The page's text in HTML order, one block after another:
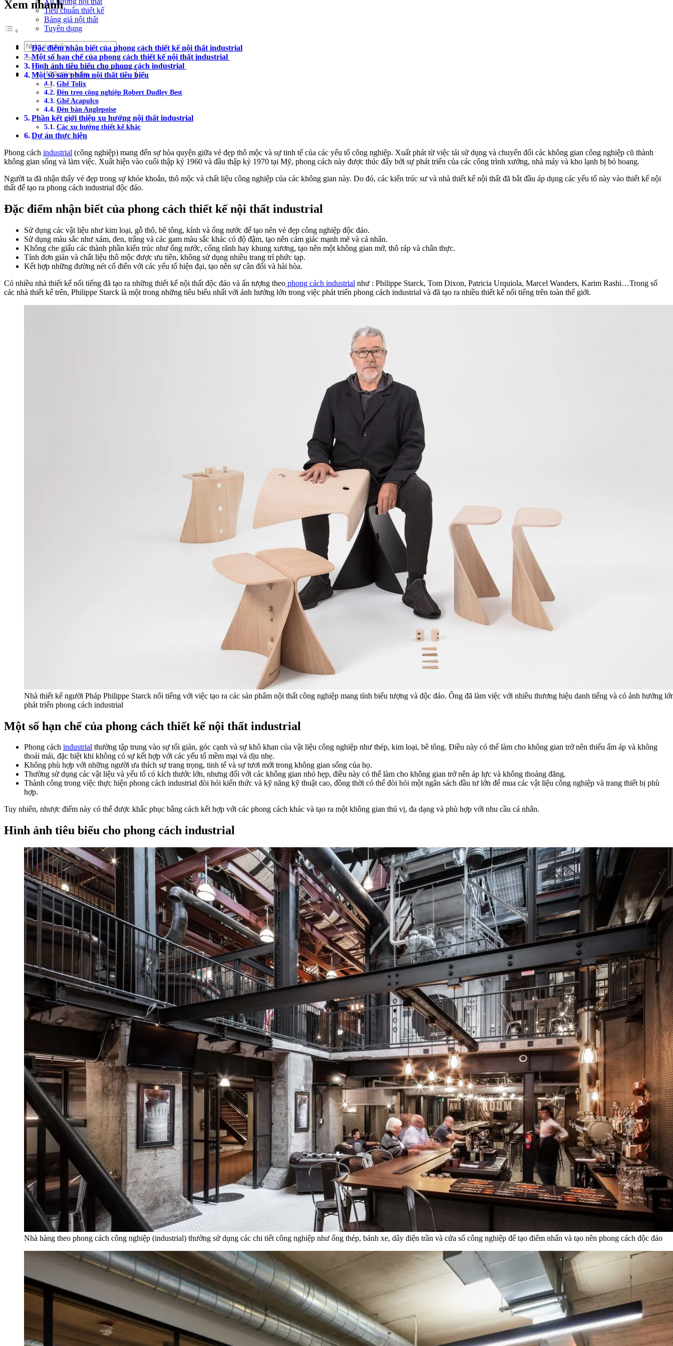
Tiêu chuẩn thiết kế
Bảng giá nội thất
Tuyển dụng
Tìm
kiếm:
Tìm
kiếm:
Xem nhanh
Đặc điểm nhận biết của phong cách thiết kế nội thất industrial
Một số hạn chế của phong cách thiết kế nội thất industrial
Hình ảnh tiêu biểu cho phong cách industrial
Một số sản phẩm nội thất tiêu biểu
Ghế Tolix
Đèn treo công nghiệp Robert Dudley Best
Ghế Acapulco
Đèn bàn Anglepoise
Phần kết giới thiệu xu hướng nội thất industrial
Các xu hướng thiết kế khác
Dự án thực hiện
Phong cách industrial (công nghiệp) mang đến sự hòa quyện giữa vẻ đẹp thô mộc và sự tinh tế của các yếu tố công nghiệp. Xuất phát từ việc tái sử dụng và chuyển đổi các không gian công nghiệp cũ thành
không gian sống và làm việc. Xuất hiện vào cuối thập kỷ 1960 và đầu thập kỷ 1970 tại Mỹ, phong cách này được thúc đẩy bởi sự phát triển của các công trình xưởng, nhà máy và kho lạnh bị bỏ hoang.
Người ta đã nhận thấy vẻ đẹp trong sự khỏe khoắn, thô mộc và chất liệu công nghiệp của các không gian này. Do đó, các kiến trúc sư và nhà thiết kế nội thất đã bắt đầu áp dụng các yếu tố này vào thiết kế nội
thất để tạo ra phong cách industrial độc đáo.
Đặc điểm nhận biết của phong cách thiết kế nội thất industrial
Sử dụng các vật liệu như kim loại, gỗ thô, bê tông, kính và ống nước để tạo nên vẻ đẹp công nghiệp độc đáo.
Sử dụng màu sắc như xám, đen, trắng và các gam màu sắc khác có độ đậm, tạo nên cảm giác mạnh mẽ và cá nhân.
Không che giấu các thành phần kiến trúc như ống nước, cống rãnh hay khung xương, tạo nên một không gian mở, thô ráp và chân thực.
Tính đơn giản và chất liệu thô mộc được ưu tiên, không sử dụng nhiều trang trí phức tạp.
Kết hợp những đường nét cổ điển với các yếu tố hiện đại, tạo nên sự cân đối và hài hòa.
Có nhiều nhà thiết kế nổi tiếng đã tạo ra những thiết kế nội thất độc đáo và ấn tượng theo phong cách industrial như : Philippe Starck, Tom Dixon, Patricia Urquiola, Marcel Wanders, Karim Rashi…Trong số
các nhà thiết kế trên, Philippe Starck là một trong những tiêu biểu nhất với ảnh hưởng lớn trong việc phát triển phong cách industrial và đã tạo ra nhiều thiết kế nổi tiếng trên toàn thế giới.
Nhà thiết kế người Pháp Philippe Starck nổi tiếng với việc tạo ra các sản phẩm nội thất công nghiệp mang tính biểu tượng và độc đáo. Ông đã làm việc với nhiều thương hiệu danh tiếng và có ảnh hưởng
phát triển phong cách industrial
Một số hạn chế của phong cách thiết kế nội thất industrial
Phong cách industrial thường tập trung vào sự tối giản, góc cạnh và sự khô khan của vật liệu công nghiệp như thép, kim loại, bê tông. Điều này có thể làm cho không gian trở nên thiếu ấm áp và không
thoải mái, đặc biệt khi không có sự kết hợp với các yếu tố mềm mại và dịu nhẹ.
Không phù hợp với những người ưa thích sự trang trọng, tinh tế và sự tươi mới trong không gian sống của họ.
Thường sử dụng các vật liệu và yếu tố có kích thước lớn, nhưng đối với các không gian nhỏ hẹp, điều này có thể làm cho không gian trở nên áp lực và không thoáng đãng.
Thành công trong việc thực hiện phong cách industrial đòi hỏi kiến thức và kỹ năng kỹ thuật cao, đồng thời có thể đòi hỏi một ngân sách đầu tư lớn để mua các vật liệu công nghiệp và trang thiết bị phù
hợp.
Tuy nhiên, nhược điểm này có thể được khắc phục bằng cách kết hợp với các phong cách khác và tạo ra một không gian thú vị, đa dạng và phù hợp với nhu cầu cá nhân.
Hình ảnh tiêu biểu cho phong cách industrial
Nhà hàng theo phong cách công nghiệp (industrial) thường sử dụng các chi tiết công nghiệp như ống thép, bánh xe, dây điện trần và cửa sổ công nghiệp để tạo điểm nhấn và tạo nên phong cách độc đáo